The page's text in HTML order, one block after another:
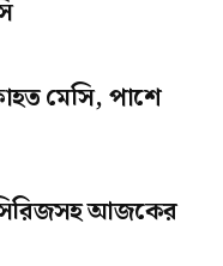
মেসি, পাশে
সিরিজসহ আজকের